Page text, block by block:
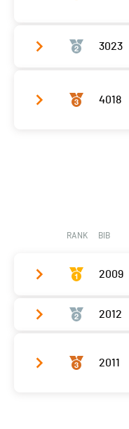
Meilleur tour 3023
Meilleur tour
4018
RANK BIB
2009
Meilleur tour
2012
Meilleur tour
2011